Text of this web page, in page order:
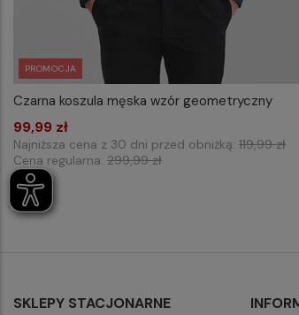
PROMOCJA
WYBIERZ ROZMIAR DO KOSZYKA
Czarna koszula męska wzór geometryczny
99,99 zł
Najniższa cena z 30 dni przed obniżką: 119,99 zł
Cena regularna: 299,99 zł
SKLEPY STACJONARNE